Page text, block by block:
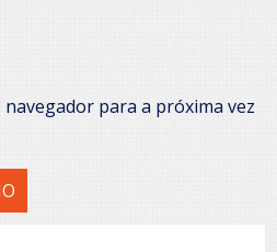
para a próxima vez